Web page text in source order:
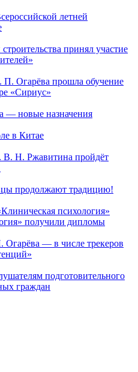
летней
принял участие
Огарёва прошла обучение
«Сириус»
новые назначения
в Китае
В. Н. Ржавитина пройдёт
продолжают традицию!
психология»
получили дипломы
— в числе трекеров
подготовительного
граждан